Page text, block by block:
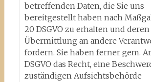
betreffenden Daten, die Sie uns
bereitgestellt haben nach
20 DSGVO zu erhalten und deren
Übermittlung an andere
fordern. Sie haben ferner gem.
DSGVO das Recht, eine
zuständigen Aufsichtsbehörde